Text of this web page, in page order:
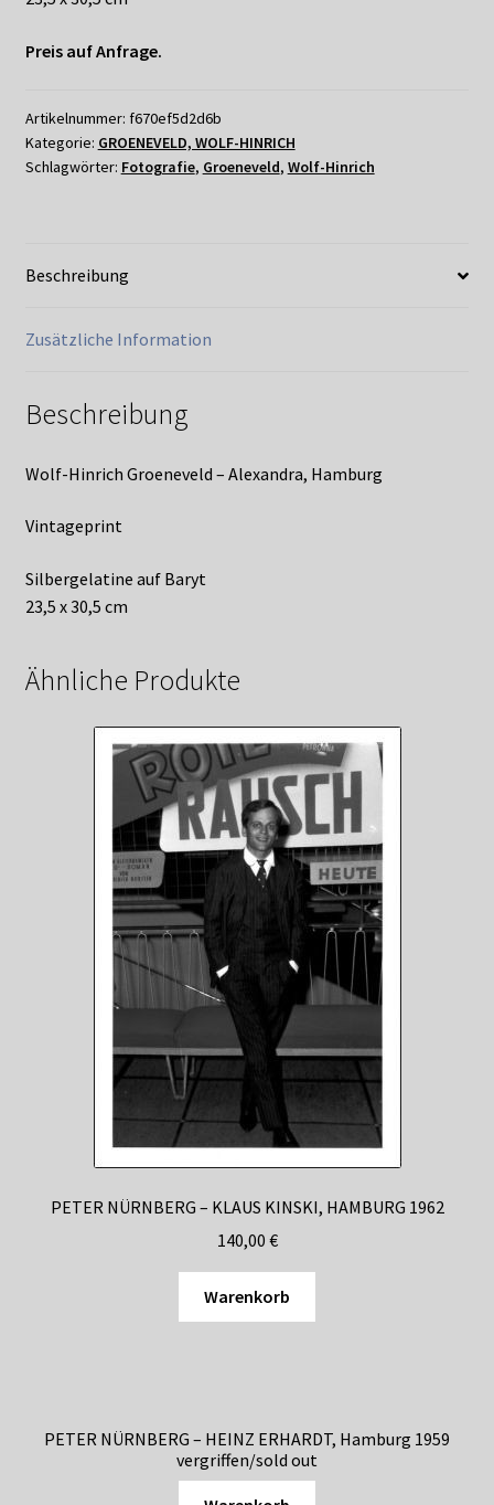
Preis auf Anfrage.
Artikelnummer: f670ef5d2d6b
Kategorie: GROENEVELD, WOLF-HINRICH
Schlagwörter: Fotografie, Groeneveld, Wolf-Hinrich
Beschreibung
Zusätzliche Information
Beschreibung
Wolf-Hinrich Groeneveld – Alexandra, Hamburg
Vintageprint
Silbergelatine auf Baryt
23,5 x 30,5 cm
Ähnliche Produkte
PETER NÜRNBERG – KLAUS KINSKI, HAMBURG 1962
140,00 €
Warenkorb
PETER NÜRNBERG – HEINZ ERHARDT, Hamburg 1959
vergriffen/sold out